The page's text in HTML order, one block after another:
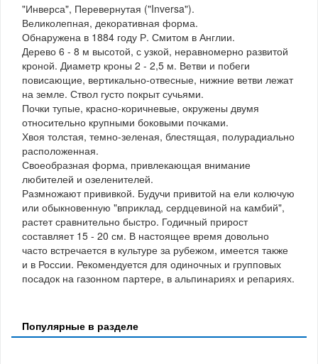
"Инверса", Перевернутая ("Inversa").
Великолепная, декоративная форма.
Обнаружена в 1884 году Р. Смитом в Англии.
Дерево 6 - 8 м высотой, с узкой, неравномерно развитой
кроной. Диаметр кроны 2 - 2,5 м. Ветви и побеги
повисающие, вертикально-отвесные, нижние ветви лежат
на земле. Ствол густо покрыт сучьями.
Почки тупые, красно-коричневые, окружены двумя
относительно крупными боковыми почками.
Хвоя толстая, темно-зеленая, блестящая, полурадиально
расположенная.
Своеобразная форма, привлекающая внимание
любителей и озеленителей.
Размножают прививкой. Будучи привитой на ели колючую
или обыкновенную "вприклад, сердцевиной на камбий",
растет сравнительно быстро. Годичный прирост
составляет 15 - 20 см. В настоящее время довольно
часто встречается в культуре за рубежом, имеется также
и в России. Рекомендуется для одиночных и групповых
посадок на газонном партере, в альпинариях и репариях.
Популярные в разделе